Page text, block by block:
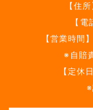
【住所
【電
【営業時
※自賠
【定休